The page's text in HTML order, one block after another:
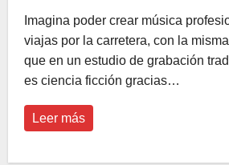
Imagina poder crear música
viajas por la carretera, con la
que en un estudio de grabación
es ciencia ficción gracias…
Leer más